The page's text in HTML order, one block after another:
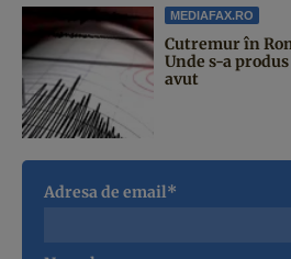
MEDIAFAX.RO
Cutremur în
Unde s-a
avut
Adresa de email*